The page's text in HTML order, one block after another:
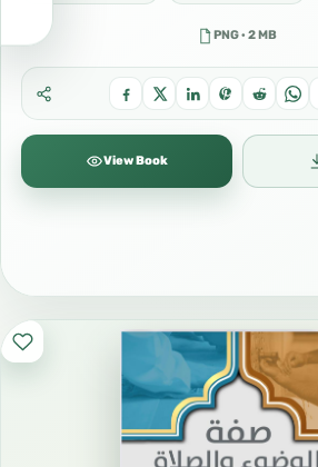
PNG · 2 MB
View Book